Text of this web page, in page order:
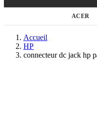
ACER
Accueil
HP
connecteur dc jack hp